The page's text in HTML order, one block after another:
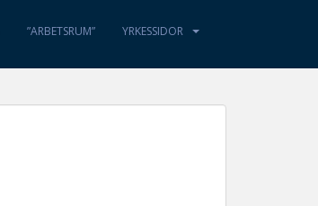
”ARBETSRUM” YRKESSIDOR